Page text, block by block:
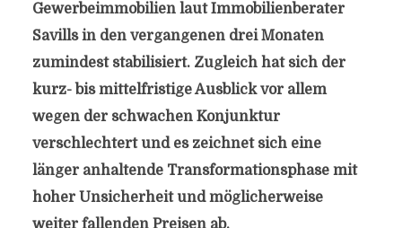
Gewerbeimmobilien laut Immobilienberater
Savills in den vergangenen drei Monaten
zumindest stabilisiert. Zugleich hat sich der
kurz- bis mittelfristige Ausblick vor allem
wegen der schwachen Konjunktur
verschlechtert und es zeichnet sich eine
länger anhaltende Transformationsphase mit
hoher Unsicherheit und möglicherweise
weiter fallenden Preisen ab.